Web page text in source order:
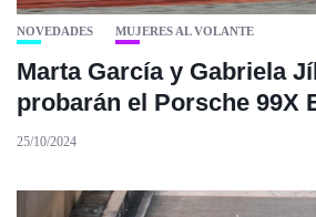
NOVEDADES MUJERES AL VOLANTE
Marta García y Gabriela
probarán el Porsche 99X
25/10/2024